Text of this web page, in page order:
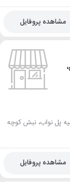
مشاهده پروفایل
حاشیه پل نواب، نبش کوچه
مشاهده پروفایل